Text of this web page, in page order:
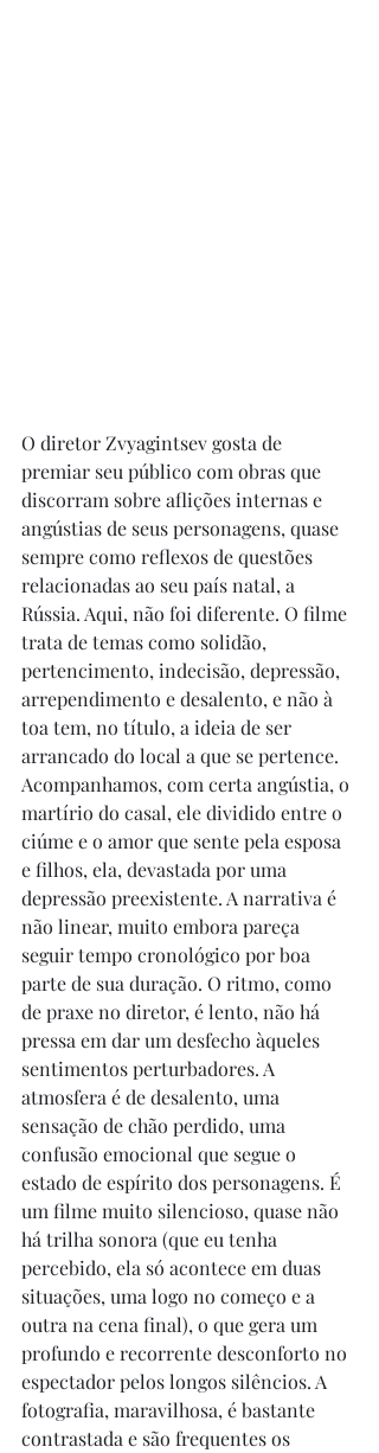
O diretor Zvyagintsev gosta de
premiar seu público com obras que
discorram sobre aflições internas e
angústias de seus personagens, quase
sempre como reflexos de questões
relacionadas ao seu país natal, a
Rússia. Aqui, não foi diferente. O filme
trata de temas como solidão,
pertencimento, indecisão, depressão,
arrependimento e desalento, e não à
toa tem, no título, a ideia de ser
arrancado do local a que se pertence.
Acompanhamos, com certa angústia, o
martírio do casal, ele dividido entre o
ciúme e o amor que sente pela esposa
e filhos, ela, devastada por uma
depressão preexistente. A narrativa é
não linear, muito embora pareça
seguir tempo cronológico por boa
parte de sua duração. O ritmo, como
de praxe no diretor, é lento, não há
pressa em dar um desfecho àqueles
sentimentos perturbadores. A
atmosfera é de desalento, uma
sensação de chão perdido, uma
confusão emocional que segue o
estado de espírito dos personagens. É
um filme muito silencioso, quase não
há trilha sonora (que eu tenha
percebido, ela só acontece em duas
situações, uma logo no começo e a
outra na cena final), o que gera um
profundo e recorrente desconforto no
espectador pelos longos silêncios. A
fotografia, maravilhosa, é bastante
contrastada e são frequentes os